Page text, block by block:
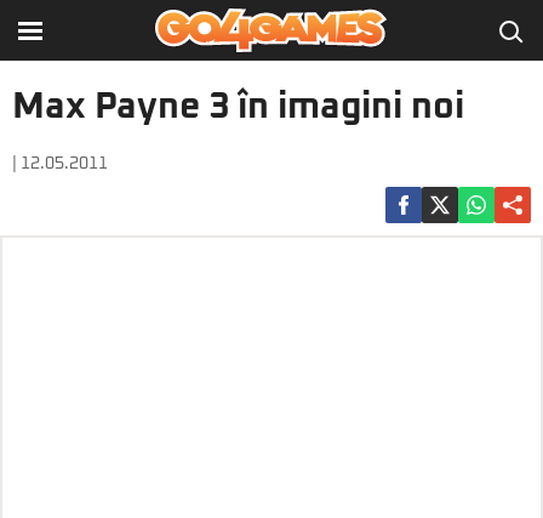
Max Payne 3 în imagini noi
| 12.05.2011